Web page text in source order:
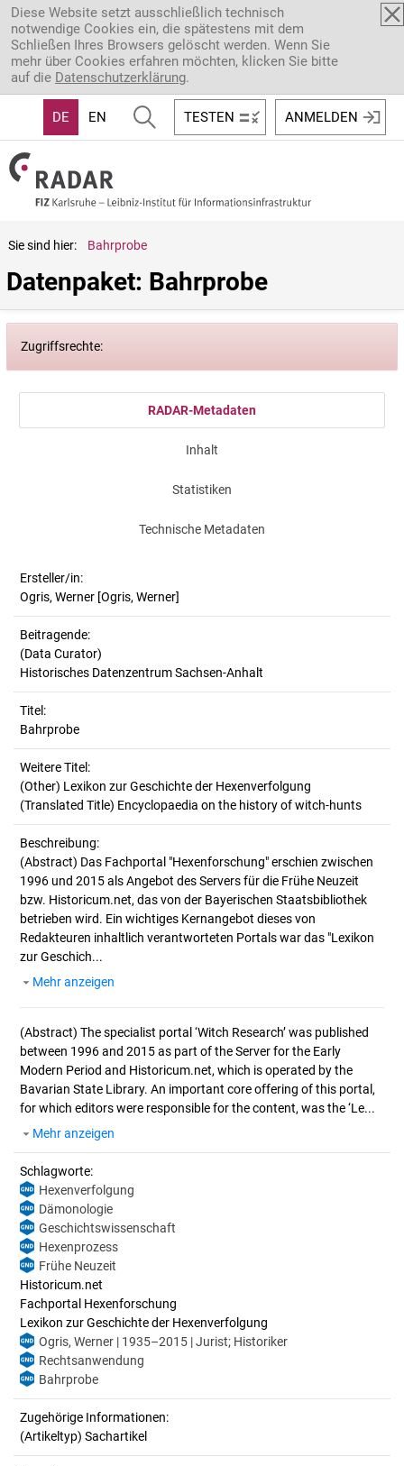
Direkt zum Inhalt
Diese Website setzt ausschließlich technisch
notwendige Cookies ein, die spätestens mit dem
Schließen Ihres Browsers gelöscht werden. Wenn Sie
mehr über Cookies erfahren möchten, klicken Sie bitte
auf die Datenschutzerklärung.
DE EN TESTEN ANMELDEN
Sie sind hier: Bahrprobe
Datenpaket: Bahrprobe
Zugriffsrechte:
RADAR-Metadaten
Inhalt
Statistiken
Technische Metadaten
Ersteller/in:
Ogris, Werner [Ogris, Werner]
Beitragende:
(Data Curator)
Historisches Datenzentrum Sachsen-Anhalt
Titel:
Bahrprobe
Weitere Titel:
(Other) Lexikon zur Geschichte der Hexenverfolgung
(Translated Title) Encyclopaedia on the history of witch-hunts
Beschreibung:
(Abstract) Das Fachportal "Hexenforschung" erschien zwischen
1996 und 2015 als Angebot des Servers für die Frühe Neuzeit
bzw. Historicum.net, das von der Bayerischen Staatsbibliothek
betrieben wird. Ein wichtiges Kernangebot dieses von
Redakteuren inhaltlich verantworteten Portals war das "Lexikon
zur Geschich...
Mehr anzeigen
(Abstract) The specialist portal ‘Witch Research’ was published
between 1996 and 2015 as part of the Server for the Early
Modern Period and Historicum.net, which is operated by the
Bavarian State Library. An important core offering of this portal,
for which editors were responsible for the content, was the ‘Le...
Mehr anzeigen
Schlagworte:
Hexenverfolgung
Dämonologie
Geschichtswissenschaft
Hexenprozess
Frühe Neuzeit
Historicum.net
Fachportal Hexenforschung
Lexikon zur Geschichte der Hexenverfolgung
Ogris, Werner | 1935–2015 | Jurist; Historiker
Rechtsanwendung
Bahrprobe
Zugehörige Informationen:
(Artikeltyp) Sachartikel